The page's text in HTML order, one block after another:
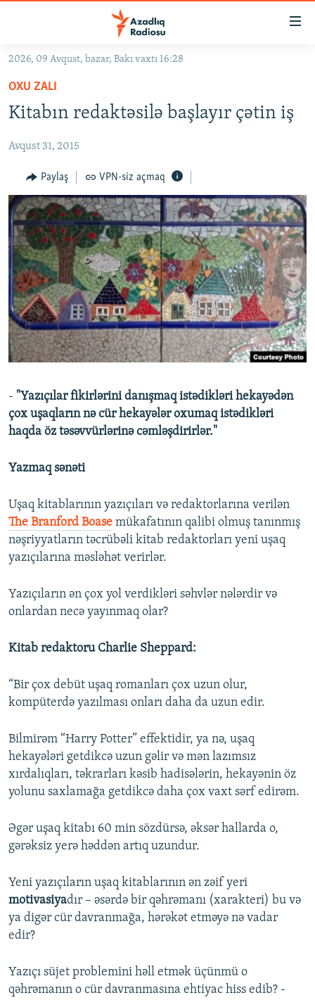
Əsas
qayıt
Əsas
qayıt
#İZAHLA
#ƏSLINDƏ
FƏRQƏ BAX
QANUNI DOĞRU
ARAŞDIRMA
MULTIMEDIA
VIDEO
FOTOQALEREYA
İNFOQRAFIKA
KARIKATURA
RADIO ARXIV
OXU ZALI
AZƏRBAYCAN ƏDƏBIYYATI KITABXANASI
İSLAM VƏ DEMOKRATIYA
HAQQIMIZDA
MISSIYAMIZ
PEŞƏ ETIKASI VƏ JURNALISTIKA STANDARTLARIMIZ
AZADLIQRADIOSU MOBIL TELEFONUNUZDA
BIZIMLƏ ƏLAQƏ
BIZI IZLƏ
RFE/RL-in bütün saytları
2026, 09 Avqust, bazar, Bakı vaxtı 16:28
OXU ZALI
Kitabın redaktəsilə başlayır çətin iş
Avqust 31, 2015
Paylaş VPN-siz açmaq
- "Yazıçılar fikirlərini danışmaq istədikləri hekayədən
çox uşaqların nə cür hekayələr oxumaq istədikləri
haqda öz təsəvvürlərinə cəmləşdirirlər."
Yazmaq sənəti
Uşaq kitablarının yazıçıları və redaktorlarına verilən
The Branford Boase mükafatının qalibi olmuş tanınmış
nəşriyyatların təcrübəli kitab redaktorları yeni uşaq
yazıçılarına məsləhət verirlər.
Yazıçıların ən çox yol verdikləri səhvlər nələrdir və
onlardan necə yayınmaq olar?
Kitab redaktoru Charlie Sheppard:
“Bir çox debüt uşaq romanları çox uzun olur,
kompüterdə yazılması onları daha da uzun edir.
Bilmirəm “Harry Potter” effektidir, ya nə, uşaq
hekayələri getdikcə uzun gəlir və mən lazımsız
xırdalıqları, təkrarları kəsib hadisələrin, hekayənin öz
yolunu saxlamağa getdikcə daha çox vaxt sərf edirəm.
Əgər uşaq kitabı 60 min sözdürsə, əksər hallarda o,
gərəksiz yerə həddən artıq uzundur.
Yeni yazıçıların uşaq kitablarının ən zəif yeri
motivasiyadır – əsərdə bir qəhrəmanı (xarakteri) bu və
ya digər cür davranmağa, hərəkət etməyə nə vadar
edir?
Yazıçı süjet problemini həll etmək üçünmü o
qəhrəmanın o cür davranmasına ehtiyac hiss edib? -